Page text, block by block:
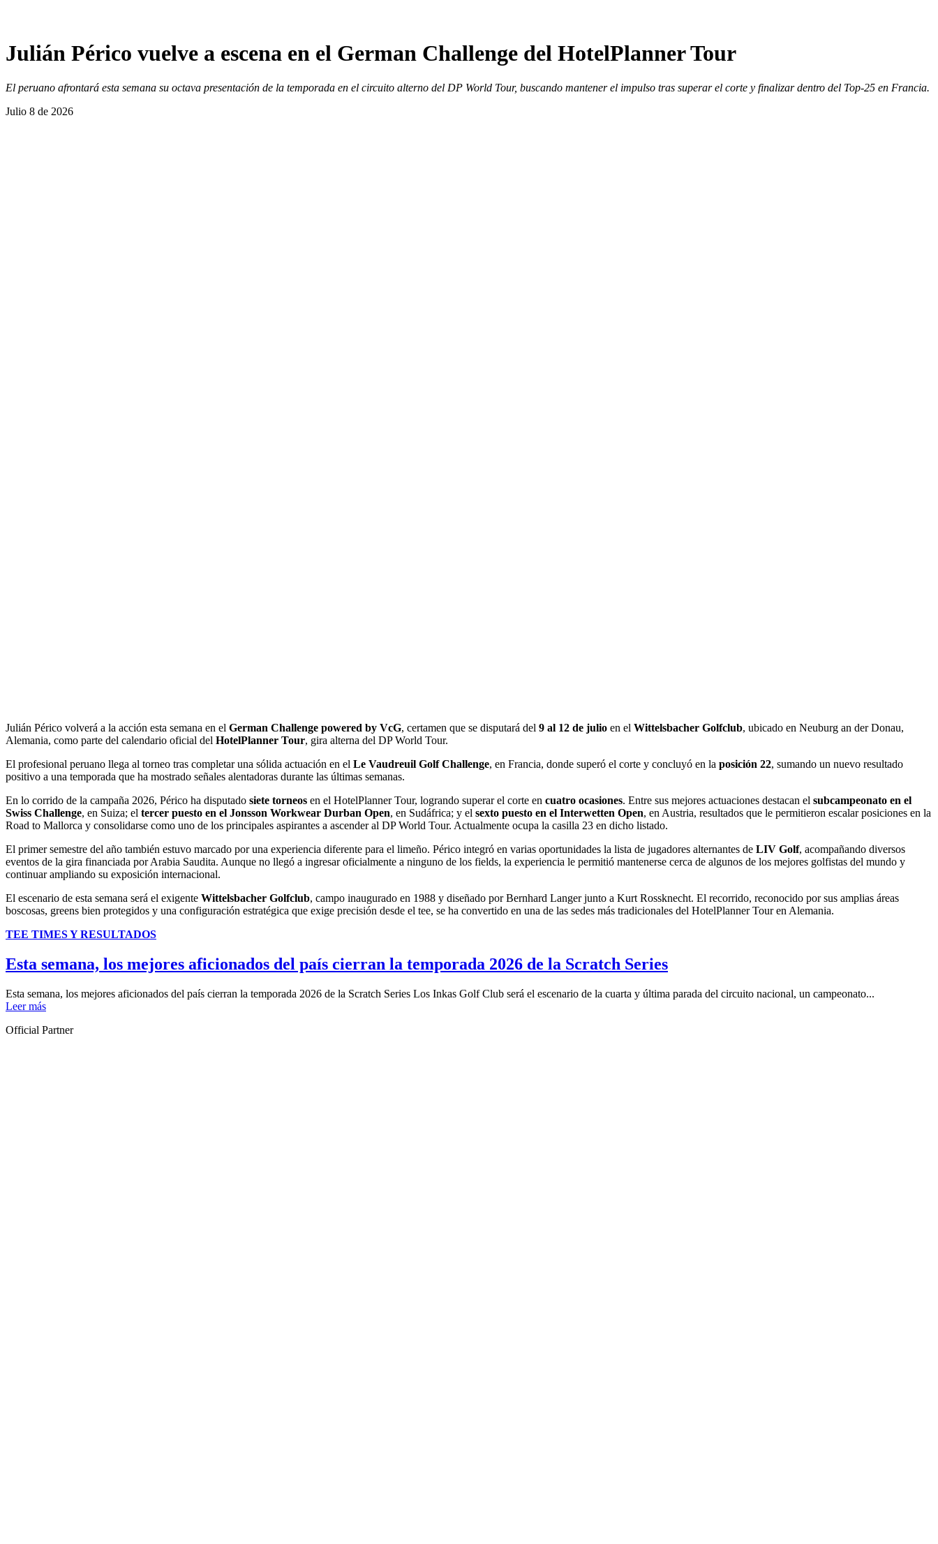
Julián Périco vuelve a escena en el German Challenge del HotelPlanner Tour
El peruano afrontará esta semana su octava presentación de la temporada en el circuito alterno del DP World Tour, buscando mantener el impulso tras superar el corte y finalizar dentro del Top-25 en Francia.
Julio 8 de 2026
Julián Périco volverá a la acción esta semana en el German Challenge powered by VcG, certamen que se disputará del 9 al 12 de julio en el Wittelsbacher Golfclub, ubicado en Neuburg an der Donau,
Alemania, como parte del calendario oficial del HotelPlanner Tour, gira alterna del DP World Tour.
El profesional peruano llega al torneo tras completar una sólida actuación en el Le Vaudreuil Golf Challenge, en Francia, donde superó el corte y concluyó en la posición 22, sumando un nuevo resultado
positivo a una temporada que ha mostrado señales alentadoras durante las últimas semanas.
En lo corrido de la campaña 2026, Périco ha disputado siete torneos en el HotelPlanner Tour, logrando superar el corte en cuatro ocasiones. Entre sus mejores actuaciones destacan el subcampeonato en el
Swiss Challenge, en Suiza; el tercer puesto en el Jonsson Workwear Durban Open, en Sudáfrica; y el sexto puesto en el Interwetten Open, en Austria, resultados que le permitieron escalar posiciones en la
Road to Mallorca y consolidarse como uno de los principales aspirantes a ascender al DP World Tour. Actualmente ocupa la casilla 23 en dicho listado.
El primer semestre del año también estuvo marcado por una experiencia diferente para el limeño. Périco integró en varias oportunidades la lista de jugadores alternantes de LIV Golf, acompañando diversos
eventos de la gira financiada por Arabia Saudita. Aunque no llegó a ingresar oficialmente a ninguno de los fields, la experiencia le permitió mantenerse cerca de algunos de los mejores golfistas del mundo y
continuar ampliando su exposición internacional.
El escenario de esta semana será el exigente Wittelsbacher Golfclub, campo inaugurado en 1988 y diseñado por Bernhard Langer junto a Kurt Rossknecht. El recorrido, reconocido por sus amplias áreas
boscosas, greens bien protegidos y una configuración estratégica que exige precisión desde el tee, se ha convertido en una de las sedes más tradicionales del HotelPlanner Tour en Alemania.
TEE TIMES Y RESULTADOS
Esta semana, los mejores aficionados del país cierran la temporada 2026 de la Scratch Series
Esta semana, los mejores aficionados del país cierran la temporada 2026 de la Scratch Series Los Inkas Golf Club será el escenario de la cuarta y última parada del circuito nacional, un campeonato...
Leer más
Official Partner